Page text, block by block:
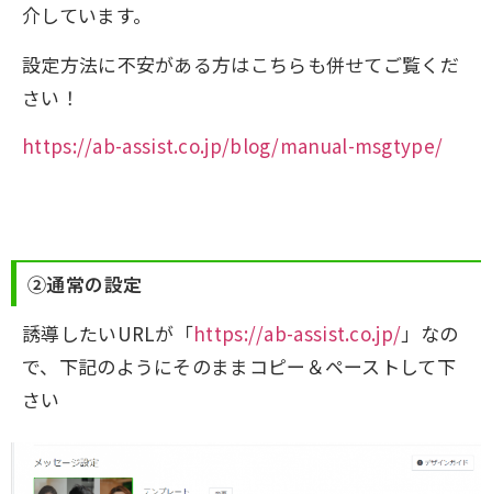
介しています。
設定方法に不安がある方はこちらも併せてご覧くだ
さい！
https://ab-assist.co.jp/blog/manual-msgtype/
②通常の設定
誘導したいURLが「https://ab-assist.co.jp/」なの
で、下記のようにそのままコピー＆ペーストして下
さい